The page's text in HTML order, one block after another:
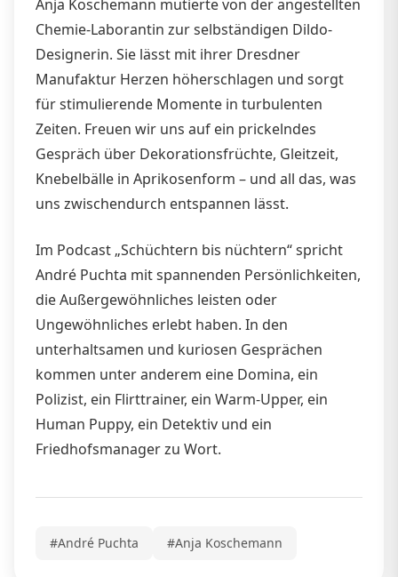
Anja Koschemann mutierte von der angestellten
Chemie-Laborantin zur selbständigen Dildo-
Designerin. Sie lässt mit ihrer Dresdner
Manufaktur Herzen höherschlagen und sorgt
für stimulierende Momente in turbulenten
Zeiten. Freuen wir uns auf ein prickelndes
Gespräch über Dekorationsfrüchte, Gleitzeit,
Knebelbälle in Aprikosenform – und all das, was
uns zwischendurch entspannen lässt.
Im Podcast „Schüchtern bis nüchtern“ spricht
André Puchta mit spannenden Persönlichkeiten,
die Außergewöhnliches leisten oder
Ungewöhnliches erlebt haben. In den
unterhaltsamen und kuriosen Gesprächen
kommen unter anderem eine Domina, ein
Polizist, ein Flirttrainer, ein Warm-Upper, ein
Human Puppy, ein Detektiv und ein
Friedhofsmanager zu Wort.
#André Puchta #Anja Koschemann